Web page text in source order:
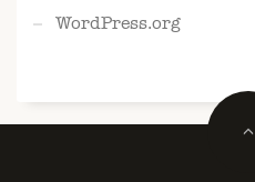
WordPress.org